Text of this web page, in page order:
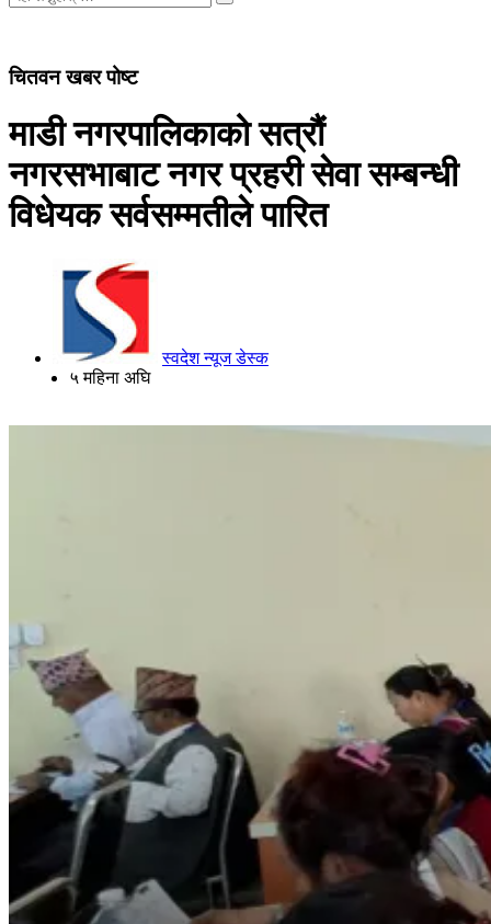
चितवन खबर पोष्ट
माडी नगरपालिकाको सत्रौं
नगरसभाबाट नगर प्रहरी सेवा सम्बन्धी
विधेयक सर्वसम्मतीले पारित
स्वदेश न्यूज डेस्क
५ महिना अघि